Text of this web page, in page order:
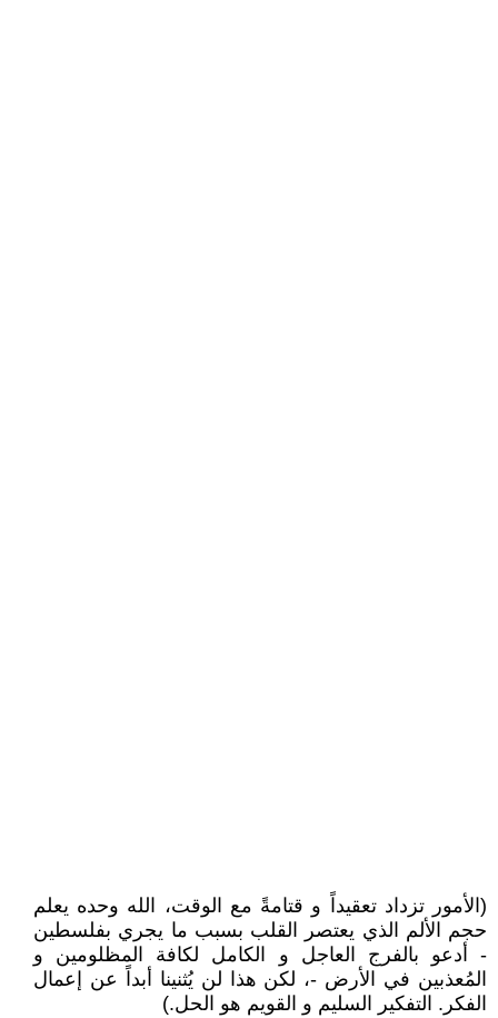
(الأمور تزداد تعقيداً و قتامةً مع الوقت، الله وحده يعلم
حجم الألم الذي يعتصر القلب بسبب ما يجري بفلسطين
- أدعو بالفرج العاجل و الكامل لكافة المظلومين و
المُعذبين في الأرض -، لكن هذا لن يُثنينا أبداً عن إعمال
الفكر. التفكير السليم و القويم هو الحل.)